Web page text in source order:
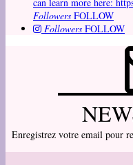
Followers FOLLOW
Followers FOLLOW
Enregistrez votre email pour